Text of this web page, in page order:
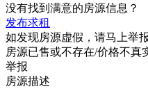
没有找到满意的房源信息？
发布求租
如发现房源虚假，请马上举
房源已售或不存在/价格不真
举报
房源描述